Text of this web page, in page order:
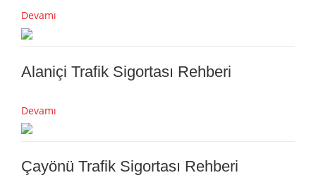
Devamı
Alaniçi Trafik Sigortası Rehberi
Devamı
Çayönü Trafik Sigortası Rehberi